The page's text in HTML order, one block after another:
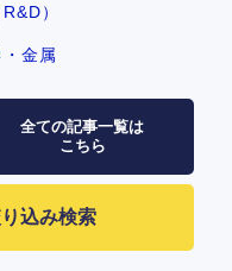
）
金属
込み検索
全ての記事一覧は
こちら